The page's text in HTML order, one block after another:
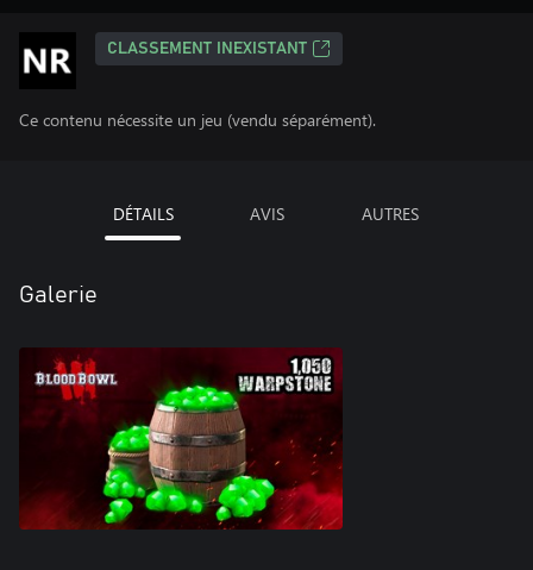
CLASSEMENT INEXISTANT
Ce contenu nécessite un jeu (vendu séparément).
DÉTAILS AVIS AUTRES
Galerie